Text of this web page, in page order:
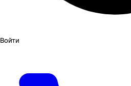
Войти